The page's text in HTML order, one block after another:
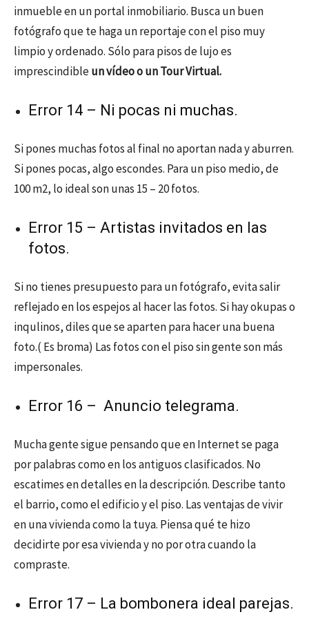
inmueble en un portal inmobiliario. Busca un buen
fotógrafo que te haga un reportaje con el piso muy
limpio y ordenado. Sólo para pisos de lujo es
imprescindibleun vídeo o un Tour Virtual.
Error 14 – Ni pocas ni muchas.
Si pones muchas fotos al final no aportan nada y aburren.
Si pones pocas, algo escondes. Para un piso medio, de
100 m2, lo ideal son unas 15 – 20 fotos.
Error 15 – Artistas invitados en las
fotos.
Si no tienes presupuesto para un fotógrafo, evita salir
reflejado en los espejos al hacer las fotos. Si hay okupas o
inqulinos, diles que se aparten para hacer una buena
foto.( Es broma) Las fotos con el piso sin gente son más
impersonales.
Error 16 – Anuncio telegrama.
Mucha gente sigue pensando que en Internet se paga
por palabras como en los antiguos clasificados. No
escatimes en detalles en la descripción. Describe tanto
el barrio, como el edificio y el piso. Las ventajas de vivir
en una vivienda como la tuya. Piensa qué te hizo
decidirte por esa vivienda y no por otra cuando la
compraste.
Error 17 – La bombonera ideal parejas.